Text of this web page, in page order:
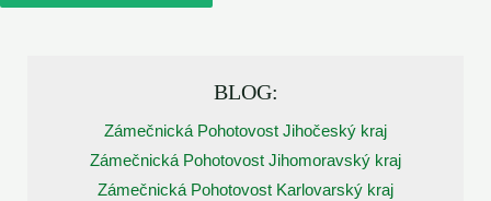
BLOG:
Zámečnická Pohotovost Jihočeský kraj
Zámečnická Pohotovost Jihomoravský kraj
Zámečnická Pohotovost Karlovarský kraj